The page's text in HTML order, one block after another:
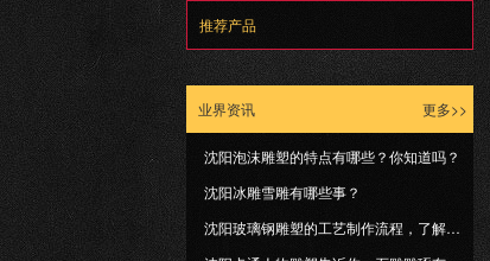
推荐产品
更多>>
业界资讯
沈阳泡沫雕塑的特点有哪些？你知道吗？
沈阳冰雕雪雕有哪些事？
沈阳玻璃钢雕塑​的工艺制作流程，了解一下